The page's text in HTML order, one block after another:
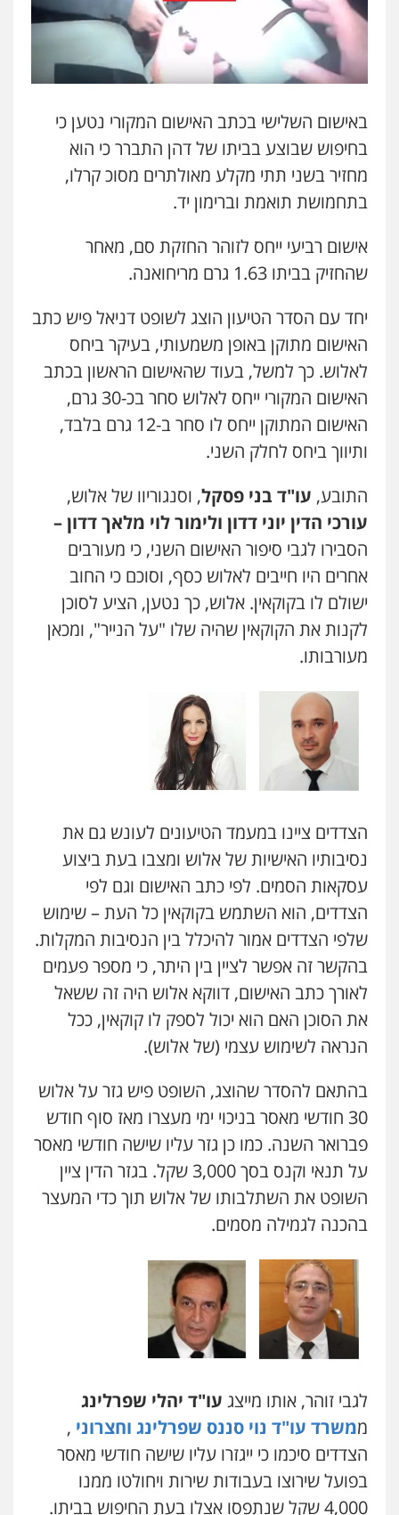
באישום השלישי בכתב האישום המקורי נטען כי
בחיפוש שבוצע בביתו של דהן התברר כי הוא
מחזיר בשני תתי מקלע מאולתרים מסוכ קרלו,
בתחמושת תואמת וברימון יד.
אישום רביעי ייחס לזוהר החזקת סם, מאחר
שהחזיק בביתו 1.63 גרם מריחואנה.
יחד עם הסדר הטיעון הוצג לשופט דניאל פיש כתב
האישום מתוקן באופן משמעותי, בעיקר ביחס
לאלוש. כך למשל, בעוד שהאישום הראשון בכתב
האישום המקורי ייחס לאלוש סחר בכ-30 גרם,
האישום המתוקן ייחס לו סחר ב-12 גרם בלבד,
ותיווך ביחס לחלק השני.
התובע, עו"ד בני פסקל, וסנגוריוו של אלוש,
עורכי הדין יוני דדון ולימור לוי מלאך דדון –
הסבירו לגבי סיפור האישום השני, כי מעורבים
אחרים היו חייבים לאלוש כסף, וסוכם כי החוב
ישולם לו בקוקאין. אלוש, כך נטען, הציע לסוכן
לקנות את הקוקאין שהיה שלו "על הנייר", ומכאן
מעורבותו.
הצדדים ציינו במעמד הטיעונים לעונש גם את
נסיבותיו האישיות של אלוש ומצבו בעת ביצוע
עסקאות הסמים. לפי כתב האישום וגם לפי
הצדדים, הוא השתמש בקוקאין כל העת – שימוש
שלפי הצדדים אמור להיכלל בין הנסיבות המקלות.
בהקשר זה אפשר לציין בין היתר, כי מספר פעמים
לאורך כתב האישום, דווקא אלוש היה זה ששאל
את הסוכן האם הוא יכול לספק לו קוקאין, ככל
הנראה לשימוש עצמי (של אלוש).
בהתאם להסדר שהוצג, השופט פיש גזר על אלוש
30 חודשי מאסר בניכוי ימי מעצרו מאז סוף חודש
פברואר השנה. כמו כן גזר עליו שישה חודשי מאסר
על תנאי וקנס בסך 3,000 שקל. בגזר הדין ציין
השופט את השתלבותו של אלוש תוך כדי המעצר
בהכנה לגמילה מסמים.
לגבי זוהר, אותו מייצג עו"ד יהלי שפרלינג
ממשרד עו"ד נוי סננס שפרלינג וחצרוני ,
הצדדים סיכמו כי ייגזרו עליו שישה חודשי מאסר
בפועל שירוצו בעבודות שירות ויחולטו ממנו
4,000 שקל שנתפסו אצלו בעת החיפוש בביתו.
ניר קידר – צלם
דין
0504578527
רונן הלל – מוניטין
מחיקת כתבות מגוגל ודחיקת אזכורים
שליליים
שירותים מקצועיים לעורכי דין
אחסון אתרים
מהירות הגנה גיבוי תמיכה שירותים
מקצועיים לעורכי דין